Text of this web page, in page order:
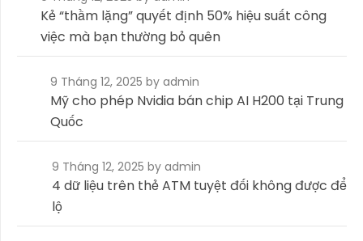
Kẻ “thầm lặng” quyết định 50% hiệu suất công
việc mà bạn thường bỏ quên
9 Tháng 12, 2025 by admin
Mỹ cho phép Nvidia bán chip AI H200 tại Trung
Quốc
9 Tháng 12, 2025 by admin
4 dữ liệu trên thẻ ATM tuyệt đối không được để
lộ